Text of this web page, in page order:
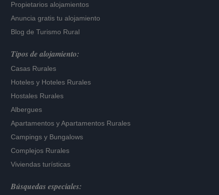
Propietarios alojamientos
Anuncia gratis tu alojamiento
Blog de Turismo Rural
Tipos de alojamiento:
Casas Rurales
Hoteles y Hoteles Rurales
Hostales Rurales
Albergues
Apartamentos yApartamentos Rurales
Campings y Bungalows
Complejos Rurales
Viviendas turísticas
Búsquedas especiales: